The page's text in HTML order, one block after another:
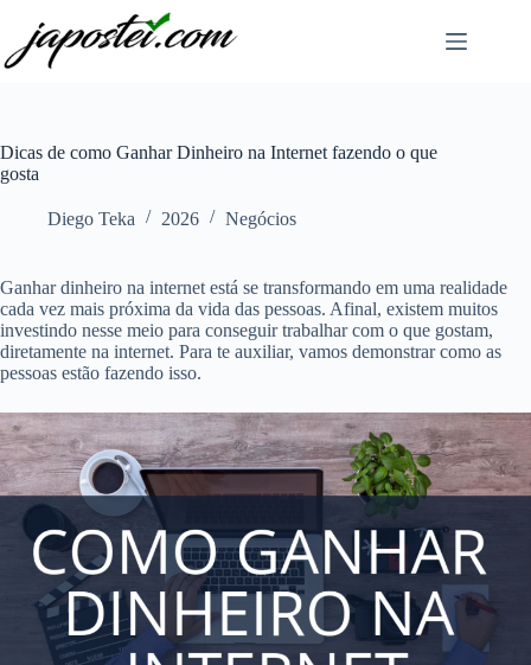
conteúdo
Dicas de como Ganhar Dinheiro na Internet fazendo o que
gosta
Diego Teka 2026 Negócios
Ganhar dinheiro na internet está se transformando em uma realidade
cada vez mais próxima da vida das pessoas. Afinal, existem muitos
investindo nesse meio para conseguir trabalhar com o que gostam,
diretamente na internet. Para te auxiliar, vamos demonstrar como as
pessoas estão fazendo isso.